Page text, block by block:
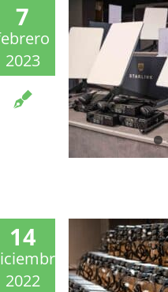
7
2023
14
2022